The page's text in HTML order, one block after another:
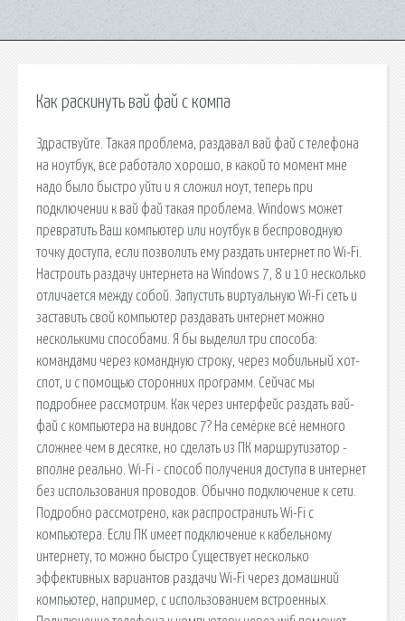
Как раскинуть вай фай с компа
Здраствуйте. Такая проблема, раздавал вай фай с телефона
на ноутбук, все работало хорошо, в какой то момент мне
надо было быстро уйти и я сложил ноут, теперь при
подключении к вай фай такая проблема. Windows может
превратить Ваш компьютер или ноутбук в беспроводную
точку доступа, если позволить ему раздать интернет по Wi-Fi.
Настроить раздачу интернета на Windows 7, 8 и 10 несколько
отличается между собой. Запустить виртуальную Wi-Fi сеть и
заставить свой компьютер раздавать интернет можно
несколькими способами. Я бы выделил три способа:
командами через командную строку, через мобильный хот-
спот, и с помощью сторонних программ. Сейчас мы
подробнее рассмотрим. Как через интерфейс раздать вай-
фай с компьютера на виндовс 7? На семёрке всё немного
сложнее чем в десятке, но сделать из ПК маршрутизатор -
вполне реально. Wi-Fi - способ получения доступа в интернет
без использования проводов. Обычно подключение к сети.
Подробно рассмотрено, как распространить Wi-Fi с
компьютера. Если ПК имеет подключение к кабельному
интернету, то можно быстро Существует несколько
эффективных вариантов раздачи Wi-Fi через домашний
компьютер, например, с использованием встроенных.